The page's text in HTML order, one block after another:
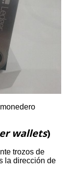
wallets)
trozos de
la dirección de